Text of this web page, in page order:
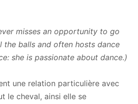
misses an opportunity to go
the balls and often hosts dance
she is passionate about dance.)
une relation particulière avec
le cheval, ainsi elle se